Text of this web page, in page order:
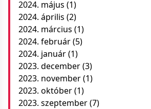
2024. május (1)
2024. április (2)
2024. március (1)
2024. február(5)
2024. január(1)
2023. december(3)
2023. november(1)
2023. október(1)
2023. szeptember(7)